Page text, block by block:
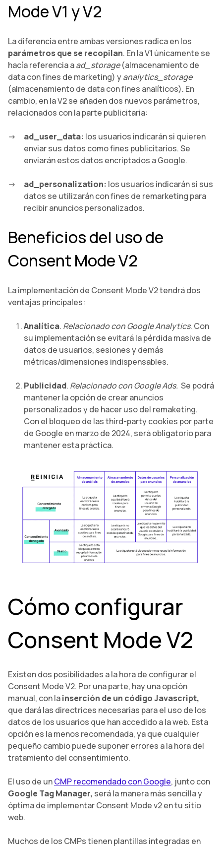
Mode V1 y V2
La diferencia entre ambas versiones radica en los
parámetros que se recopilan. En la V1 únicamente se
hacía referencia aad_storage(almacenamiento de
data con fines de marketing) yanalytics_storage
(almacenamiento de data con fines analíticos). En
cambio, en la V2 se añaden dos nuevos parámetros,
relacionados con la parte publicitaria:
ad_user_data: los usuarios indicarán si quieren
enviar sus datos como fines publicitarios. Se
enviarán estos datos encriptados a Google.
ad_personalization: los usuarios indicarán si sus
datos se utilizarán con fines de remarketing para
recibir anuncios personalizados.
Beneficios del uso de
Consent Mode V2
La implementación de Consent Mode V2 tendrá dos
ventajas principales:
Analítica. Relacionado con Google Analytics. Con
su implementación se evitará la pérdida masiva de
datos de usuarios, sesiones y demás
métricas/dimensiones indispensables.
Publicidad. Relacionado con Google Ads. Se podrá
mantener la opción de crear anuncios
personalizados y de hacer uso del remaketing.
Con el bloqueo de las third-party cookies por parte
de Google en marzo de 2024, será obligatorio para
mantener esta práctica.
Cómo configurar
Consent Mode V2
Existen dos posibilidades a la hora de configurar el
Consent Mode V2. Por una parte, hay una opción
manual, con lainserción de un código Javascript,
que dará las directrices necesarias para el uso de los
datos de los usuarios que han accedido a la web. Esta
opción es la menos recomendada, ya que cualquier
pequeño cambio puede suponer errores a la hora del
tratamiento del consentimiento.
El uso de unCMP recomendado con Google, junto con
Google Tag Manager, será la manera más sencilla y
óptima de implementar Consent Mode v2 en tu sitio
web.
Muchos de los CMPs tienen plantillas integradas en